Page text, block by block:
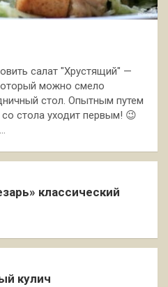
салат "Хрустящий" —
можно смело
стол. Опытным путем
стола уходит первым! 😉
классический
кулич